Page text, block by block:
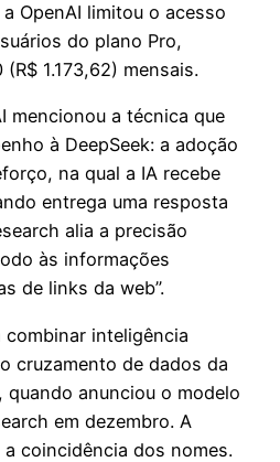
OpenAI limitou o acesso
do plano Pro,
1.173,62) mensais.
mencionou a técnica que
à DeepSeek: a adoção
na qual a IA recebe
entrega uma resposta
alia a precisão
às informações
de links da web”.
combinar inteligência
cruzamento de dados da
anunciou o modelo
em dezembro. A
coincidência dos nomes.